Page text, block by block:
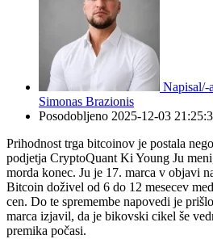
Napisal/-a
Simonas Brazionis
Posodobljeno 2025-12-03
Prihodnost trga bitcoinov je postala
podjetja CryptoQuant Ki Young Ju
morda konec. Ju je 17. marca v objavi
Bitcoin doživel od 6 do 12 mesecev
cen. Do te spremembe napovedi je
marca izjavil, da je bikovski cikel še
premika počasi.